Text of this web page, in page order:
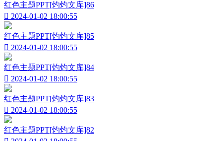
红色主题PPT[灼灼文库]86
 2024-01-02 18:00:55
红色主题PPT[灼灼文库]85
 2024-01-02 18:00:55
红色主题PPT[灼灼文库]84
 2024-01-02 18:00:55
红色主题PPT[灼灼文库]83
 2024-01-02 18:00:55
红色主题PPT[灼灼文库]82